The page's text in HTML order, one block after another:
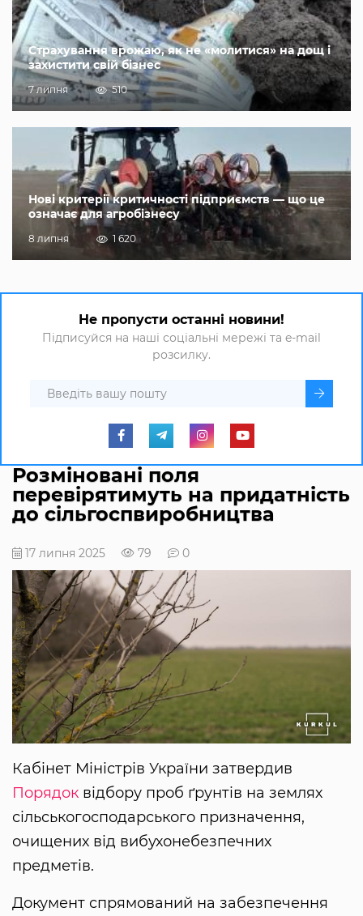
Страхування врожаю, як не «молитися» на дощ і
захистити свій бізнес
7 липня 510
Нові критерії критичності підприємств — що це
означає для агробізнесу
8 липня 1 620
Не пропусти останні новини!
Підписуйся на наші соціальні мережі та e-mail
розсилку.
Розміновані поля
перевірятимуть на придатність
до сільгоспвиробництва
17 липня 2025 79 0
Кабінет Міністрів України затвердив
Порядок відбору проб ґрунтів на землях
сільськогосподарського призначення,
очищених від вибухонебезпечних
предметів.
Документ спрямований на забезпечення